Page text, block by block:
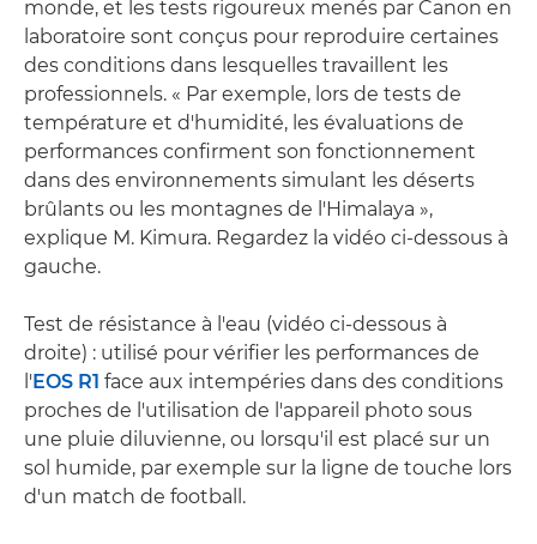
monde, et les tests rigoureux menés par Canon en
laboratoire sont conçus pour reproduire certaines
des conditions dans lesquelles travaillent les
professionnels. « Par exemple, lors de tests de
température et d'humidité, les évaluations de
performances confirment son fonctionnement
dans des environnements simulant les déserts
brûlants ou les montagnes de l'Himalaya »,
explique M. Kimura. Regardez la vidéo ci-dessous à
gauche.
Test de résistance à l'eau (vidéo ci-dessous à
droite) : utilisé pour vérifier les performances de
l' EOS R1 face aux intempéries dans des conditions
proches de l'utilisation de l'appareil photo sous
une pluie diluvienne, ou lorsqu'il est placé sur un
sol humide, par exemple sur la ligne de touche lors
d'un match de football.